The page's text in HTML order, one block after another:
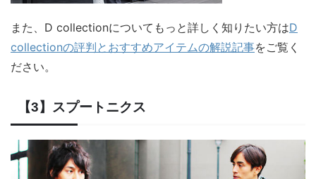
また、D collectionについてもっと詳しく知りたい方はD
collectionの評判とおすすめアイテムの解説記事をご覧く
ださい。
【3】スプートニクス